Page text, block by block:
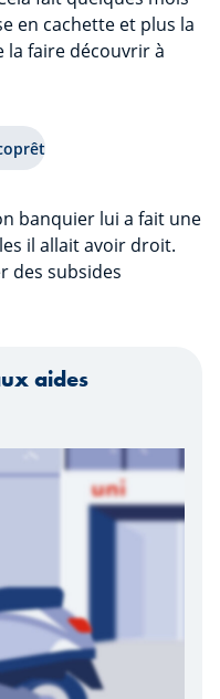
en cachette et plus la
la faire découvrir à
banquier lui a fait une
il allait avoir droit.
des subsides
aides